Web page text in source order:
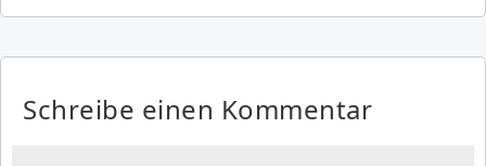
Schreibe einen Kommentar